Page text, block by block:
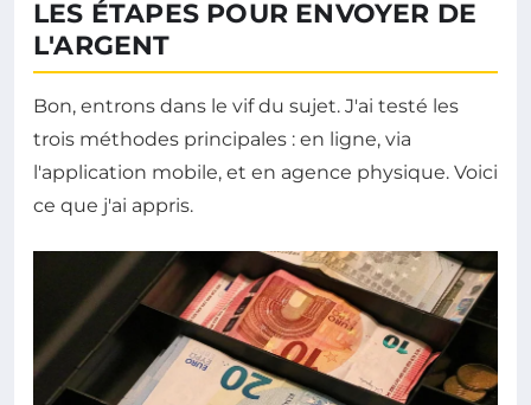
LES ÉTAPES POUR ENVOYER DE
L'ARGENT
Bon, entrons dans le vif du sujet. J'ai testé les
trois méthodes principales : en ligne, via
l'application mobile, et en agence physique. Voici
ce que j'ai appris.